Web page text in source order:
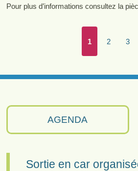
AGENDA
Sortie en car
Pour plus d’informations consultez la
1 2 3